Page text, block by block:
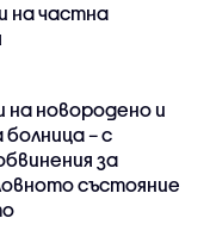
на частна
на новородено и
– с
за
състояние